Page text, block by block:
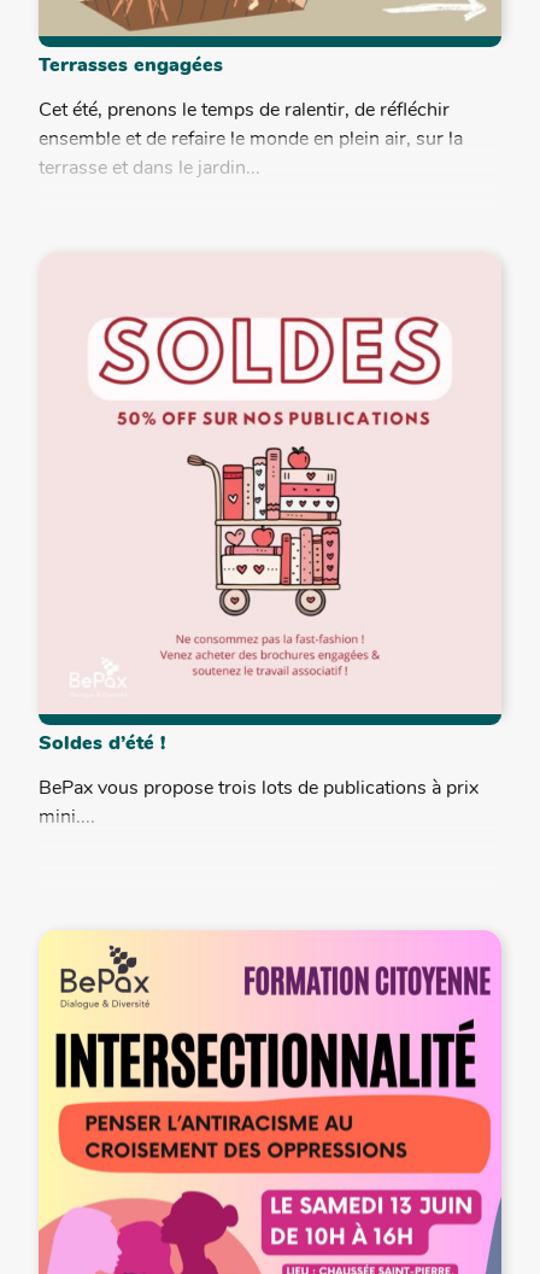
Terrasses engagées
Cet été, prenons le temps de ralentir, de réfléchir
ensemble et de refaire le monde en plein air, sur la
terrasse et dans le jardin...
Soldes d’été !
BePax vous propose trois lots de publications à prix
mini....